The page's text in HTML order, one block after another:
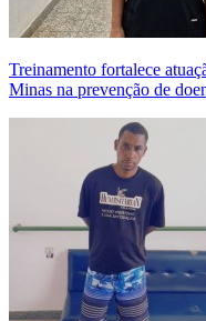
Treinamento fortalece
Minas na prevenção de